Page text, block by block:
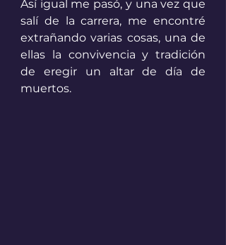
Así igual me pasó, y una vez que
salí de la carrera, me encontré
extrañando varias cosas, una de
ellas la convivencia y tradición
de eregir un altar de día de
muertos.